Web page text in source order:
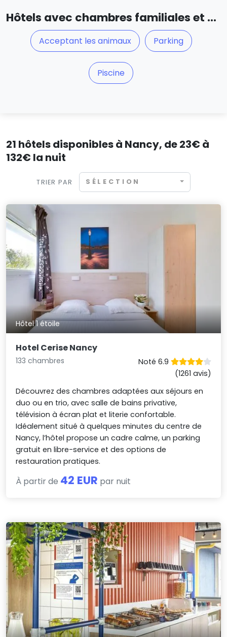
Hôtels avec chambres familiales et ...
Acceptant les animaux Parking
Piscine
21 hôtels disponibles à Nancy, de 23€ à
132€ la nuit
TRIER PAR SÉLECTION
Hôtel 1 étoile
Hotel Cerise Nancy
133 chambres
Noté 6.9
(1261 avis)
Découvrez des chambres adaptées aux séjours en
duo ou en trio, avec salle de bains privative,
télévision à écran plat et literie confortable.
Idéalement situé à quelques minutes du centre de
Nancy, l’hôtel propose un cadre calme, un parking
gratuit en libre-service et des options de
restauration pratiques.
À partir de 42 EUR par nuit